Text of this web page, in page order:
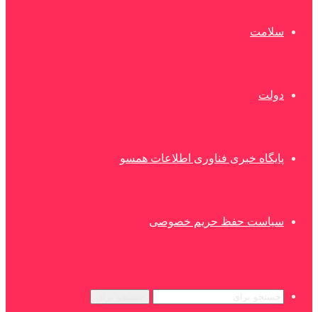
سلامت
دولت
پایگاه خبری فناوری اطلاعات همسو
سیاست حفظ حریم خصوصی